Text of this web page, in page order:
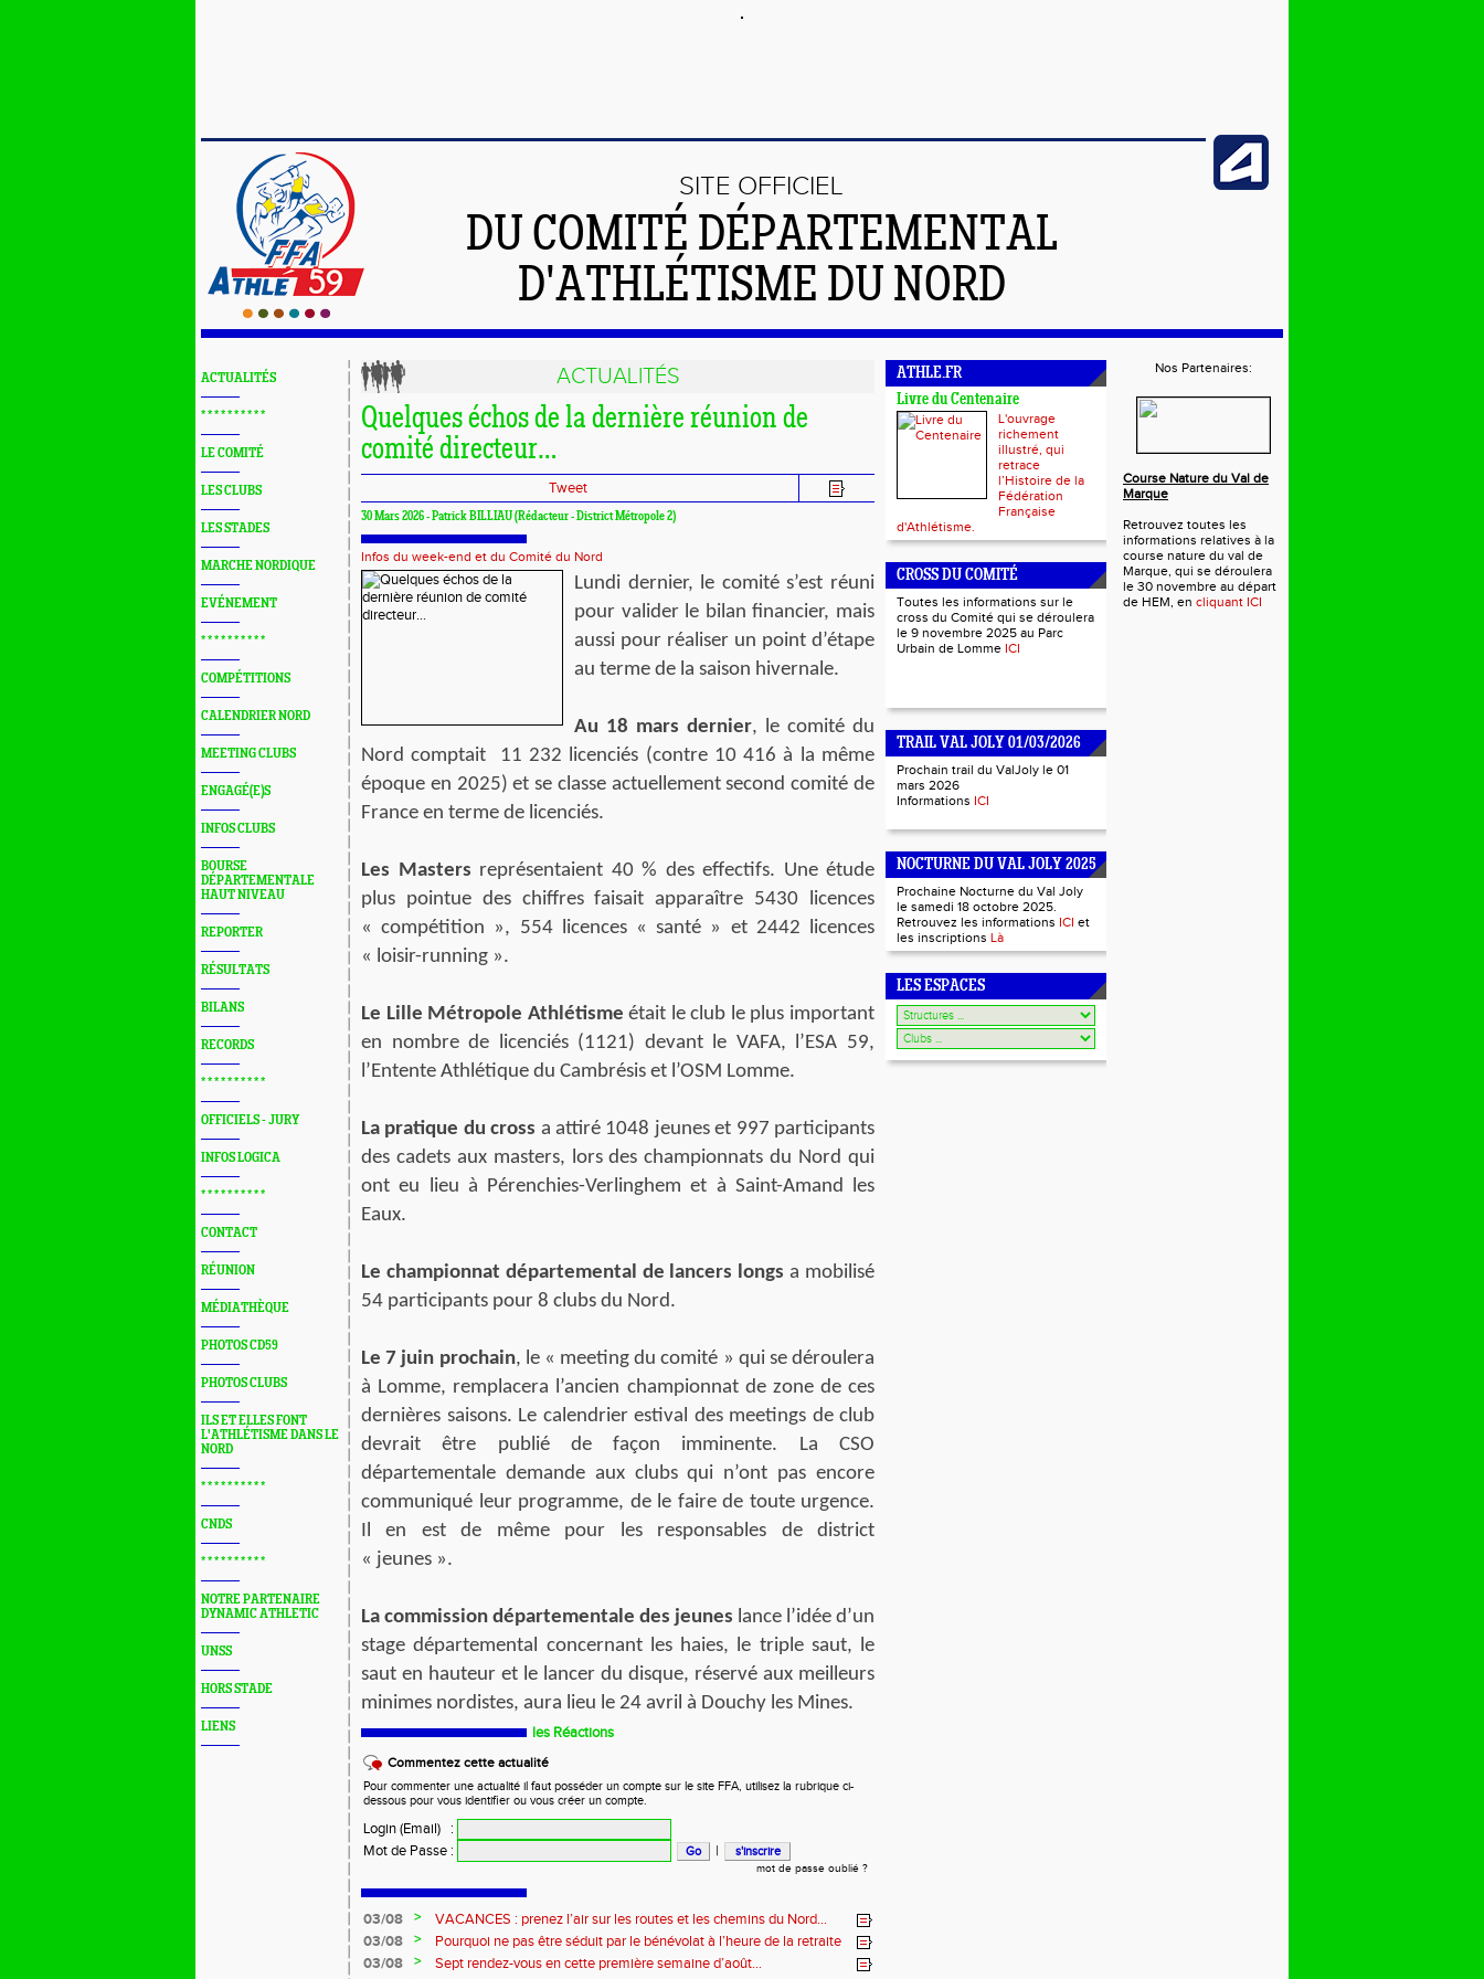
SITE OFFICIEL
DU COMITÉ DÉPARTEMENTAL
D'ATHLÉTISME DU NORD
ACTUALITÉS
* * * * * * * * * *
LE COMITÉ
LES CLUBS
LES STADES
MARCHE NORDIQUE
EVÉNEMENT
* * * * * * * * * *
COMPÉTITIONS
CALENDRIER NORD
MEETING CLUBS
ENGAGÉ(E)S
INFOS CLUBS
BOURSE
DÉPARTEMENTALE
HAUT NIVEAU
REPORTER
RÉSULTATS
BILANS
RECORDS
* * * * * * * * * *
OFFICIELS - JURY
INFOS LOGICA
* * * * * * * * * *
CONTACT
RÉUNION
MÉDIATHÈQUE
PHOTOS CD59
PHOTOS CLUBS
ILS ET ELLES FONT
L'ATHLÉTISME DANS LE
NORD
* * * * * * * * * *
CNDS
* * * * * * * * * *
NOTRE PARTENAIRE
DYNAMIC ATHLETIC
UNSS
HORS STADE
LIENS
ACTUALITÉS
Quelques échos de la dernière réunion de
comité directeur…
Tweet
30 Mars 2026 - Patrick BILLIAU (Rédacteur - District Métropole 2)
Infos du week-end et du Comité du Nord
Lundi dernier, le comité s’est réuni
pour valider le bilan financier, mais
aussi pour réaliser un point d’étape
au terme de la saison hivernale.
Au 18 mars dernier, le comité du
Nord comptait 11 232 licenciés (contre 10 416 à la même
époque en 2025) et se classe actuellement second comité de
France en terme de licenciés.
Les Masters représentaient 40 % des effectifs. Une étude
plus pointue des chiffres faisait apparaître 5430 licences
« compétition », 554 licences « santé » et 2442 licences
« loisir-running ».
Le Lille Métropole Athlétisme était le club le plus important
en nombre de licenciés (1121) devant le VAFA, l’ESA 59,
l’Entente Athlétique du Cambrésis et l’OSM Lomme.
La pratique du cross a attiré 1048 jeunes et 997 participants
des cadets aux masters, lors des championnats du Nord qui
ont eu lieu à Pérenchies-Verlinghem et à Saint-Amand les
Eaux.
Le championnat départemental de lancers longs a mobilisé
54 participants pour 8 clubs du Nord.
Le 7 juin prochain, le « meeting du comité » qui se déroulera
à Lomme, remplacera l’ancien championnat de zone de ces
dernières saisons. Le calendrier estival des meetings de club
devrait être publié de façon imminente. La CSO
départementale demande aux clubs qui n’ont pas encore
communiqué leur programme, de le faire de toute urgence.
Il en est de même pour les responsables de district
« jeunes ».
La commission départementale des jeunes lance l’idée d’un
stage départemental concernant les haies, le triple saut, le
saut en hauteur et le lancer du disque, réservé aux meilleurs
minimes nordistes, aura lieu le 24 avril à Douchy les Mines.
les Réactions
Commentez cette actualité
Pour commenter une actualité il faut posséder un compte sur le site FFA, utilisez la rubrique ci-
dessous pour vous identifier ou vous créer un compte.
Login (Email)
:
Mot de Passe : |
mot de passe oublié ?
03/08 >
VACANCES : prenez l’air sur les routes et les chemins du Nord…
03/08
>
Pourquoi ne pas être séduit par le bénévolat à l’heure de la retraite
?...
03/08 >
Sept rendez-vous en cette première semaine d’août…
ATHLE.FR
Livre du Centenaire
L'ouvrage
richement
illustré, qui
retrace
l’Histoire de la
Fédération
Française
d'Athlétisme.
CROSS DU COMITÉ
Toutes les informations sur le
cross du Comité qui se déroulera
le 9 novembre 2025 au Parc
Urbain de Lomme ICI
TRAIL VAL JOLY 01/03/2026
Prochain trail du ValJoly le 01
mars 2026
Informations ICI
NOCTURNE DU VAL JOLY 2025
Prochaine Nocturne du Val Joly
le samedi 18 octobre 2025.
Retrouvez les informations ICI et
les inscriptions Là
LES ESPACES
Nos Partenaires:
Course Nature du Val de
Marque
Retrouvez toutes les
informations relatives à la
course nature du val de
Marque, qui se déroulera
le 30 novembre au départ
de HEM, en cliquant ICI